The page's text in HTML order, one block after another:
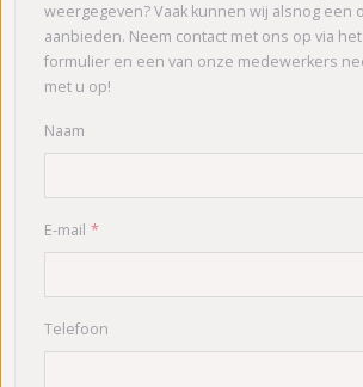
weergegeven? Vaak kunnen wij alsnog een
aanbieden. Neem contact met ons op via
formulier en een van onze medewerkers
met u op!
Naam
E-mail
Telefoon